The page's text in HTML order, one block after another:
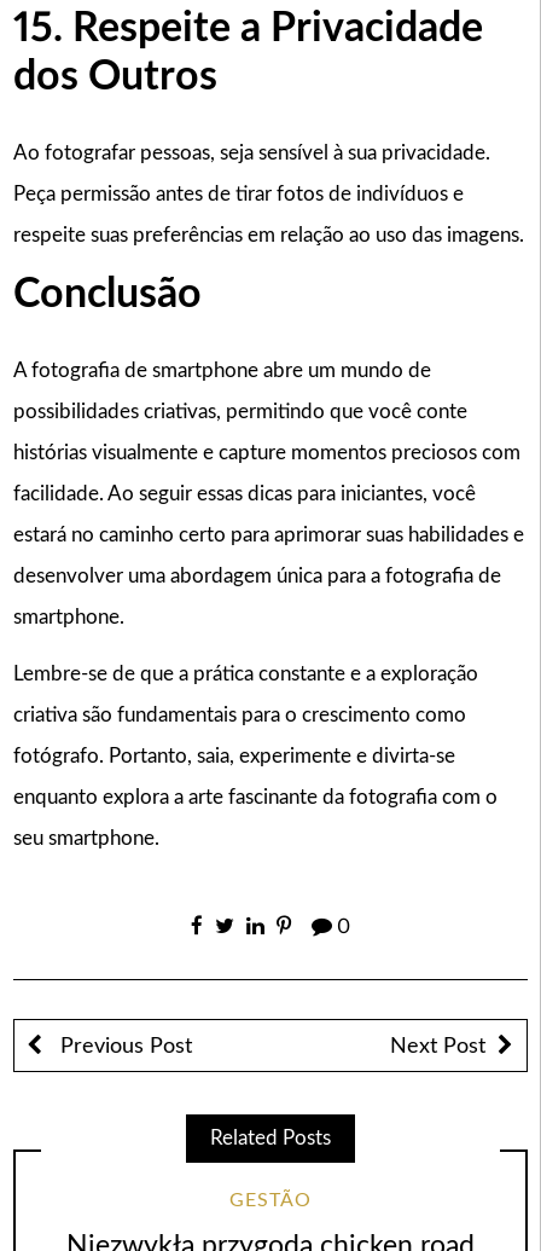
15. Respeite a Privacidade
dos Outros
Ao fotografar pessoas, seja sensível à sua privacidade.
Peça permissão antes de tirar fotos de indivíduos e
respeite suas preferências em relação ao uso das imagens.
Conclusão
A fotografia de smartphone abre um mundo de
possibilidades criativas, permitindo que você conte
histórias visualmente e capture momentos preciosos com
facilidade. Ao seguir essas dicas para iniciantes, você
estará no caminho certo para aprimorar suas habilidades e
desenvolver uma abordagem única para a fotografia de
smartphone.
Lembre-se de que a prática constante e a exploração
criativa são fundamentais para o crescimento como
fotógrafo. Portanto, saia, experimente e divirta-se
enquanto explora a arte fascinante da fotografia com o
seu smartphone.
0
Previous Post Next Post
Related Posts
GESTÃO